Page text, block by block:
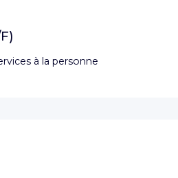
à la personne